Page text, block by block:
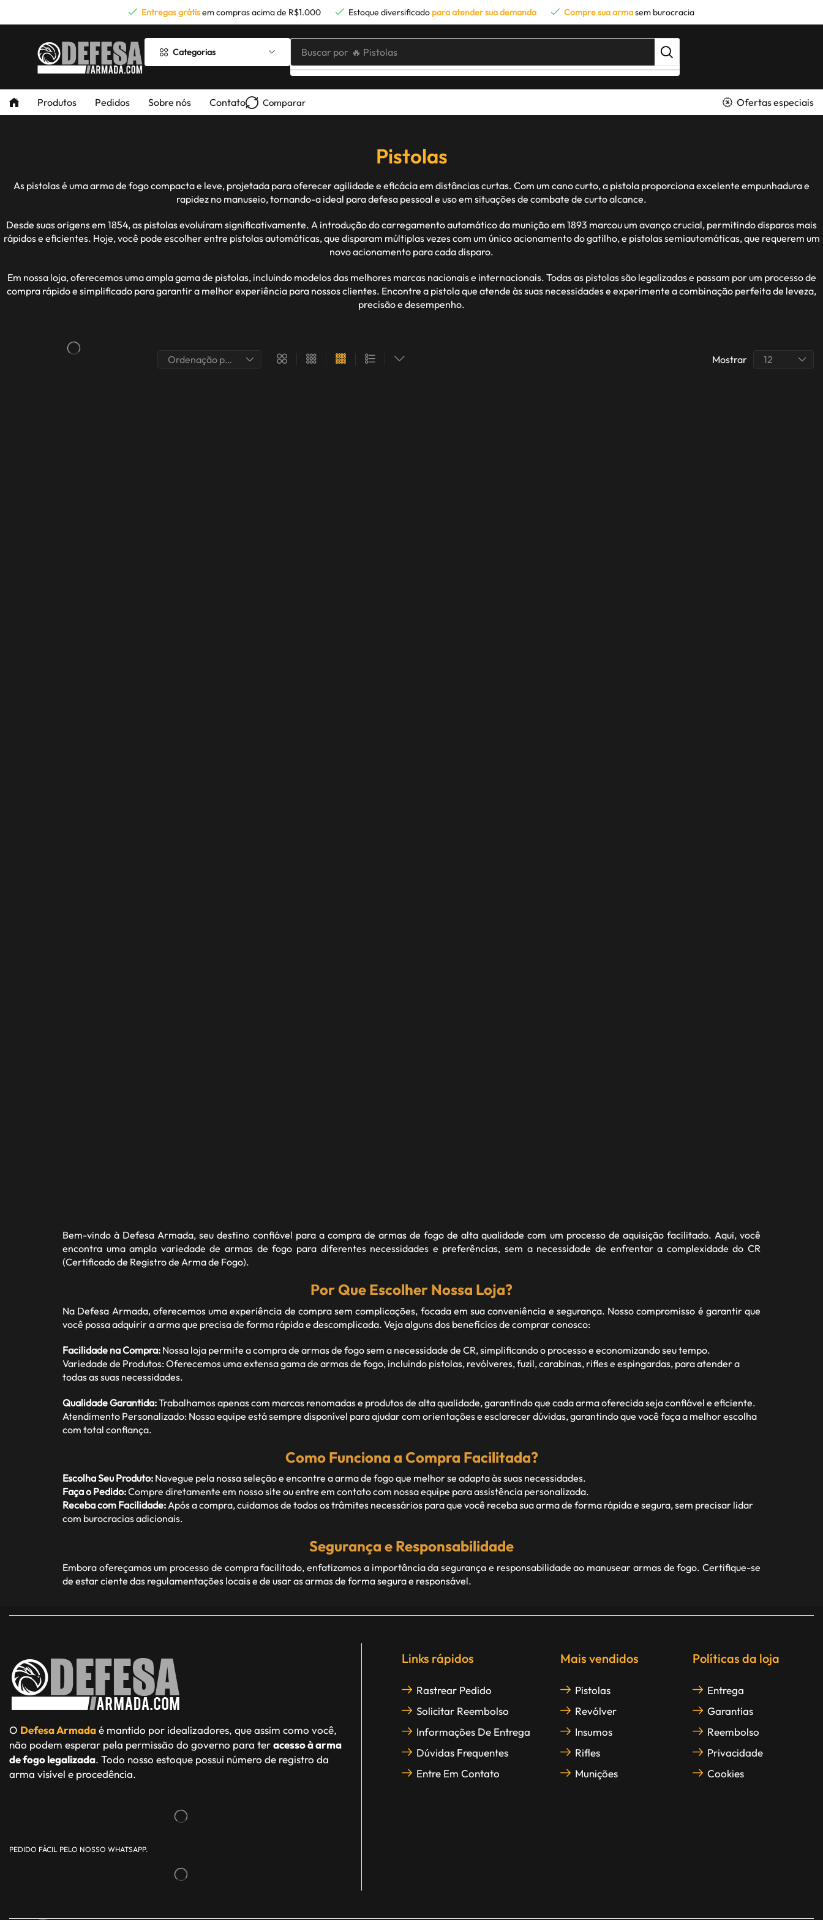
Entregas grátisem compras acima de R$1.000 Estoque diversificado para atender sua demanda Compre sua armasem burocracia
Categorias Buscar por 🔥 Pistolas
Produtos Pedidos Sobre nós Contato Comparar Ofertas especiais
Pistolas
As pistolas é uma arma de fogo compacta e leve, projetada para oferecer agilidade e eficácia em distâncias curtas. Com um cano curto, a pistola proporciona excelente empunhadura e
rapidez no manuseio, tornando-a ideal para defesa pessoal e uso em situações de combate de curto alcance.
Desde suas origens em 1854, as pistolas evoluíram significativamente. A introdução do carregamento automático da munição em 1893 marcou um avanço crucial, permitindo disparos mais
rápidos e eficientes. Hoje, você pode escolher entre pistolas automáticas, que disparam múltiplas vezes com um único acionamento do gatilho, e pistolas semiautomáticas, que requerem um
novo acionamento para cada disparo.
Em nossa loja, oferecemos uma ampla gama de pistolas, incluindo modelos das melhores marcas nacionais e internacionais. Todas as pistolas são legalizadas e passam por um processo de
compra rápido e simplificado para garantir a melhor experiência para nossos clientes. Encontre a pistola que atende às suas necessidades e experimente a combinação perfeita de leveza,
precisão e desempenho.
Mostrar
Bem-vindo à Defesa Armada, seu destino confiável para a compra de armas de fogo de alta qualidade com um processo de aquisição facilitado. Aqui, você
encontra uma ampla variedade de armas de fogo para diferentes necessidades e preferências, sem a necessidade de enfrentar a complexidade do CR
(Certificado de Registro de Arma de Fogo).
Por Que Escolher Nossa Loja?
Na Defesa Armada, oferecemos uma experiência de compra sem complicações, focada em sua conveniência e segurança. Nosso compromisso é garantir que
você possa adquirir a arma que precisa de forma rápida e descomplicada. Veja alguns dos benefícios de comprar conosco:
Facilidade na Compra: Nossa loja permite a compra de armas de fogo sem a necessidade de CR, simplificando o processo e economizando seu tempo.
Variedade de Produtos: Oferecemos uma extensa gama de armas de fogo, incluindo pistolas, revólveres, fuzil, carabinas, rifles e espingardas, para atender a
todas as suas necessidades.
Qualidade Garantida:Trabalhamos apenas com marcas renomadas e produtos de alta qualidade, garantindo que cada arma oferecida seja confiável e eficiente.
Atendimento Personalizado: Nossa equipe está sempre disponível para ajudar com orientações e esclarecer dúvidas, garantindo que você faça a melhor escolha
com total confiança.
Como Funciona a Compra Facilitada?
Escolha Seu Produto: Navegue pela nossa seleção e encontre a arma de fogo que melhor se adapta às suas necessidades.
Faça o Pedido:Compre diretamente em nosso site ou entre em contato com nossa equipe para assistência personalizada.
Receba com Facilidade:Após a compra, cuidamos de todos os trâmites necessários para que você receba sua arma de forma rápida e segura, sem precisar lidar
com burocracias adicionais.
Segurança e Responsabilidade
Embora ofereçamos um processo de compra facilitado, enfatizamos a importância da segurança e responsabilidade ao manusear armas de fogo. Certifique-se
de estar ciente das regulamentações locais e de usar as armas de forma segura e responsável.
O Defesa Armadaé mantido por idealizadores, que assim como você,
não podem esperar pela permissão do governo para teracesso à arma
de fogo legalizada. Todo nosso estoque possui número de registro da
arma visível e procedência.
PEDIDO FÁCIL PELO NOSSO WHATSAPP.
Links rápidos
Rastrear Pedido
Solicitar Reembolso
Informações De Entrega
Dúvidas Frequentes
Entre Em Contato
Mais vendidos
Pistolas
Revólver
Insumos
Rifles
Munições
Políticas da loja
Entrega
Garantias
Reembolso
Privacidade
Cookies